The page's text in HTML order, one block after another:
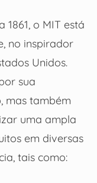
o MIT está
no inspirador
Unidos.
sua
mas também
uma ampla
em diversas
tais como: